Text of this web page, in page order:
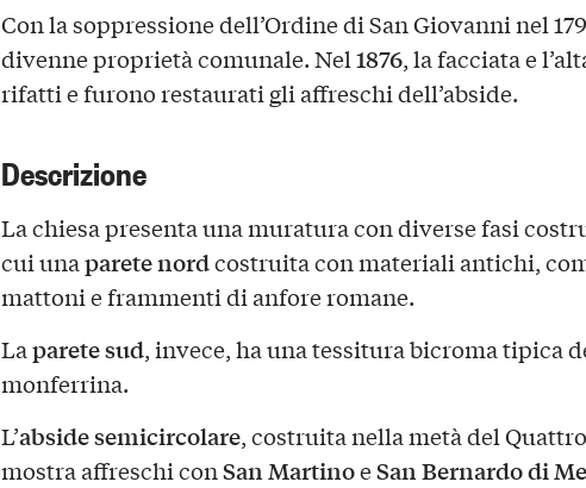
Con la soppressione dell’Ordine di San Giovanni nel
divenne proprietà comunale. Nel1876, la facciata e
rifatti e furono restaurati gli affreschi dell’abside.
Descrizione
La chiesa presenta una muratura con diverse fasi
cui unaparete nordcostruita con materiali antichi,
mattoni e frammenti di anfore romane.
Laparete sud, invece, ha una tessitura bicroma tipica
monferrina.
L’abside semicircolare, costruita nella metà del
mostra affreschi conSan MartinoeSan Bernardo di